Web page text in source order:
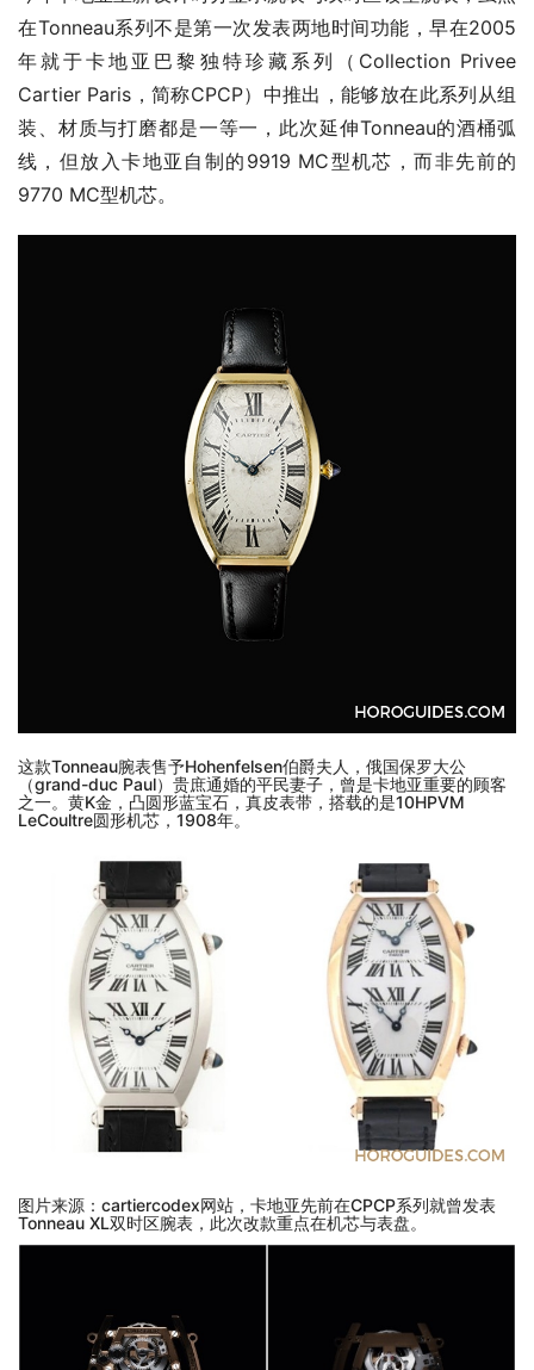
在Tonneau系列不是第一次发表两地时间功能，早在2005
年就于卡地亚巴黎独特珍藏系列（Collection Privee
Cartier Paris，简称CPCP）中推出，能够放在此系列从组
装、材质与打磨都是一等一，此次延伸Tonneau的酒桶弧
线，但放入卡地亚自制的9919 MC型机芯，而非先前的
9770 MC型机芯。
这款Tonneau腕表售予Hohenfelsen伯爵夫人，俄国保罗大公
（grand-duc Paul）贵庶通婚的平民妻子，曾是卡地亚重要的顾客
之一。黄K金，凸圆形蓝宝石，真皮表带，搭载的是10HPVM
LeCoultre圆形机芯，1908年。
图片来源：cartiercodex网站，卡地亚先前在CPCP系列就曾发表
Tonneau XL双时区腕表，此次改款重点在机芯与表盘。